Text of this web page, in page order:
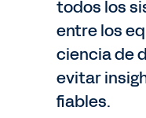
todos los
entre los
ciencia de
evitar
fiables.